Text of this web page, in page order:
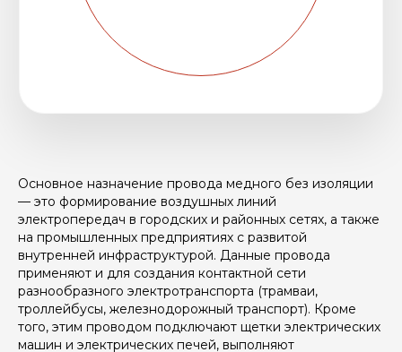
Основное назначение провода медного без изоляции
— это формирование воздушных линий
электропередач в городских и районных сетях, а также
на промышленных предприятиях с развитой
внутренней инфраструктурой. Данные провода
применяют и для создания контактной сети
разнообразного электротранспорта (трамваи,
троллейбусы, железнодорожный транспорт). Кроме
того, этим проводом подключают щетки электрических
машин и электрических печей, выполняют